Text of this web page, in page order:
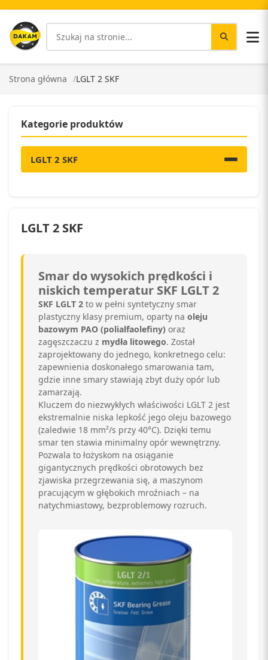
Strona główna LGLT 2 SKF
Kategorie produktów
LGLT 2 SKF
LGLT 2 SKF
Smar do wysokich prędkości i
niskich temperatur SKF LGLT 2
SKF LGLT 2 to w pełni syntetyczny smar
plastyczny klasy premium, oparty na oleju
bazowym PAO (polialfaolefiny) oraz
zagęszczaczu z mydła litowego. Został
zaprojektowany do jednego, konkretnego celu:
zapewnienia doskonałego smarowania tam,
gdzie inne smary stawiają zbyt duży opór lub
zamarzają.
Kluczem do niezwykłych właściwości LGLT 2 jest
ekstremalnie niska lepkość jego oleju bazowego
(zaledwie 18 mm²/s przy 40°C). Dzięki temu
smar ten stawia minimalny opór wewnętrzny.
Pozwala to łożyskom na osiąganie
gigantycznych prędkości obrotowych bez
zjawiska przegrzewania się, a maszynom
pracującym w głębokich mroźniach – na
natychmiastowy, bezproblemowy rozruch.